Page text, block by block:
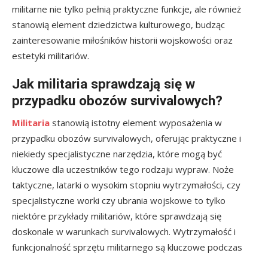
militarne nie tylko pełnią praktyczne funkcje, ale również
stanowią element dziedzictwa kulturowego, budząc
zainteresowanie miłośników historii wojskowości oraz
estetyki militariów.
Jak militaria sprawdzają się w
przypadku obozów survivalowych?
Militaria stanowią istotny element wyposażenia w
przypadku obozów survivalowych, oferując praktyczne i
niekiedy specjalistyczne narzędzia, które mogą być
kluczowe dla uczestników tego rodzaju wypraw. Noże
taktyczne, latarki o wysokim stopniu wytrzymałości, czy
specjalistyczne worki czy ubrania wojskowe to tylko
niektóre przykłady militariów, które sprawdzają się
doskonale w warunkach survivalowych. Wytrzymałość i
funkcjonalność sprzętu militarnego są kluczowe podczas